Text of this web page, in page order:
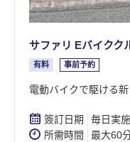
サファリ Eバイクク
有料 事前予約
電動バイクで駆ける新
簽訂日期
毎日実
所需時間
最大60